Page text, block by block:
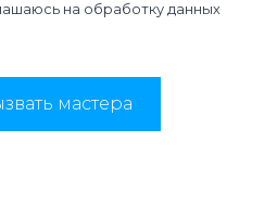
на обработку данных
мастера